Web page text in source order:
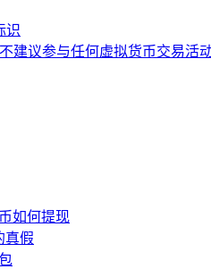
识
建议参与任何虚拟货币交易活
如何提现
真假